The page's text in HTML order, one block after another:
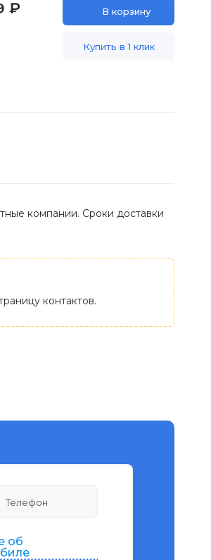
₽ В корзину
Купить в 1 клик
компании. Сроки доставки
контактов.
об